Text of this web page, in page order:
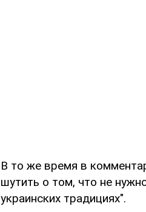
В то же время в
шутить о том, что не
украинских традициях".